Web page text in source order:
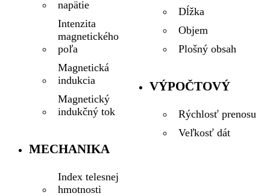
napätie
Intenzita
magnetického
poľa
Magnetická
indukcia
Magnetický
indukčný tok
MECHANIKA
Index telesnej
hmotnosti
Dĺžka
Objem
Plošný obsah
VÝPOČTOVÝ
Rýchlosť prenosu
Veľkosť dát